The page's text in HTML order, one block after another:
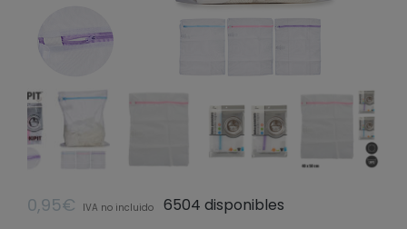
0,95€ IVA no incluido 6504 disponibles